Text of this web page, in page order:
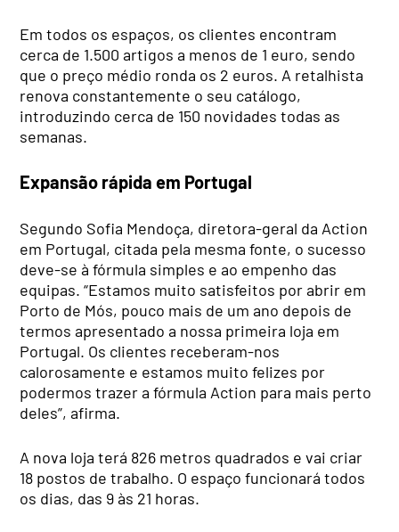
Em todos os espaços, os clientes encontram
cerca de 1.500 artigos a menos de 1 euro, sendo
que o preço médio ronda os 2 euros. A retalhista
renova constantemente o seu catálogo,
introduzindo cerca de 150 novidades todas as
semanas.
Expansão rápida em Portugal
Segundo Sofia Mendoça, diretora-geral da Action
em Portugal, citada pela mesma fonte, o sucesso
deve-se à fórmula simples e ao empenho das
equipas. “Estamos muito satisfeitos por abrir em
Porto de Mós, pouco mais de um ano depois de
termos apresentado a nossa primeira loja em
Portugal. Os clientes receberam-nos
calorosamente e estamos muito felizes por
podermos trazer a fórmula Action para mais perto
deles”, afirma.
A nova loja terá 826 metros quadrados e vai criar
18 postos de trabalho. O espaço funcionará todos
os dias, das 9 às 21 horas.